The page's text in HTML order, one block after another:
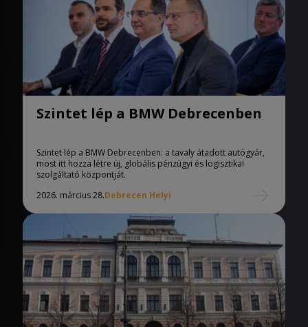
Szintet lép a BMW Debrecenben
Szintet lép a BMW Debrecenben: a tavaly átadott autógyár,
most itt hozza létre új, globális pénzügyi és logisztikai
szolgáltató központját.
2026. március 28.Debrecen Helyi